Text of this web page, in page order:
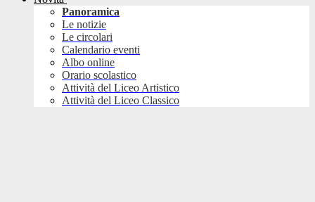
Panoramica
Le notizie
Le circolari
Calendario eventi
Albo online
Orario scolastico
Attività del Liceo Artistico
Attività del Liceo Classico